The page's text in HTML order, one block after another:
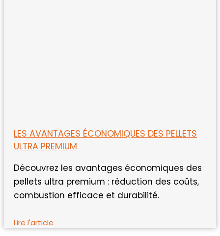
LES AVANTAGES ÉCONOMIQUES DES PELLETS
ULTRA PREMIUM
Découvrez les avantages économiques des
pellets ultra premium : réduction des coûts,
combustion efficace et durabilité.
Lire l'article